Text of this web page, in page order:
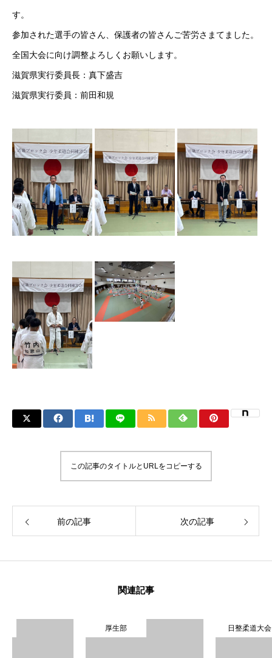
す。
参加された選手の皆さん、保護者の皆さんご苦労さまてました。
全国大会に向け調整よろしくお願いします。
滋賀県実行委員長：真下盛吉
滋賀県実行委員：前田和規
この記事のタイトルとURLをコピーする
前の記事 次の記事
関連記事